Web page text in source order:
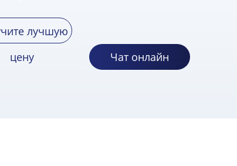
лучшую
цену
Чат онлайн